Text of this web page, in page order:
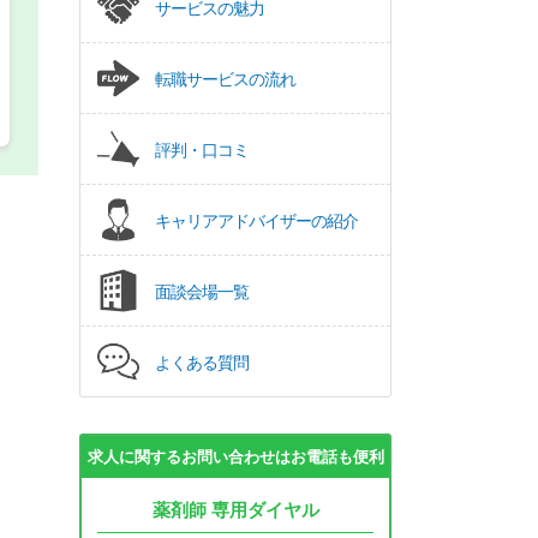
サービスの魅力
転職サービスの流れ
評判・口コミ
キャリアアドバイザーの紹介
面談会場一覧
よくある質問
求人に関するお問い合わせはお電話も便利
薬剤師 専用ダイヤル